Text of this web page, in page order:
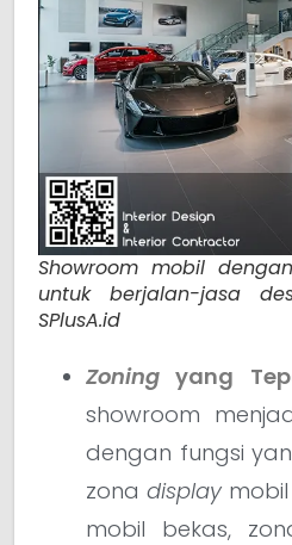
Showroom mobil
untuk berjalan-jasa
SPlusA.id
Zoning yang
showroom
dengan fungsi
zonadisplay
mobil bekas,